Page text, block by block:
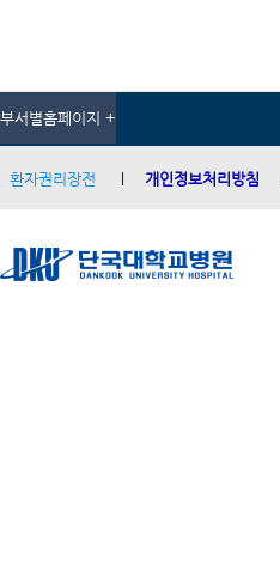
부서별홈페이지 +
환자권리장전 개인정보처리방침